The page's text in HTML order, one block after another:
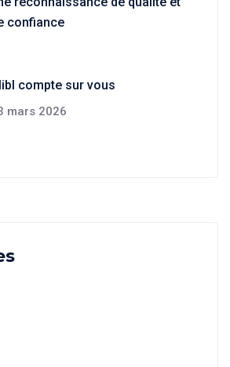
confiance
compte sur vous
mars 2026